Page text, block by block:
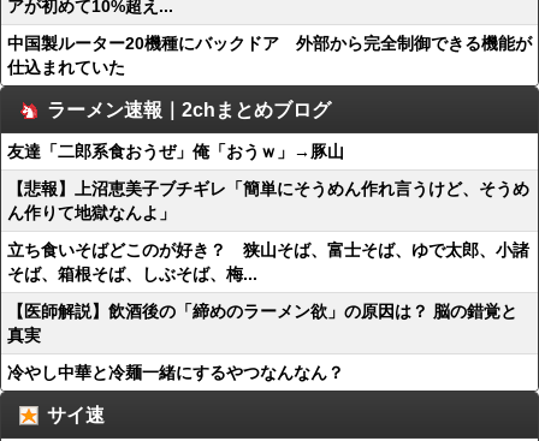
アが初めて10%超え...
中国製ルーター20機種にバックドア 外部から完全制御できる機能が
仕込まれていた
ラーメン速報｜2chまとめブログ
友達「二郎系食おうぜ」俺「おうｗ」→豚山
【悲報】上沼恵美子ブチギレ「簡単にそうめん作れ言うけど、そうめ
ん作りて地獄なんよ」
立ち食いそばどこのが好き？ 狭山そば、富士そば、ゆで太郎、小諸
そば、箱根そば、しぶそば、梅...
【医師解説】飲酒後の「締めのラーメン欲」の原因は？ 脳の錯覚と
真実
冷やし中華と冷麺一緒にするやつなんなん？
サイ速